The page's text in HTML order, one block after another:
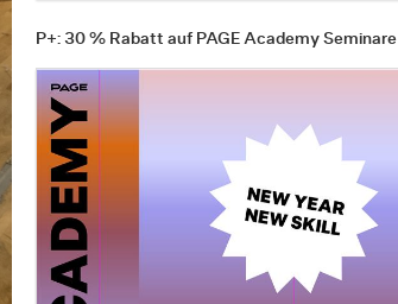
P+: 30 % Rabatt auf PAGE Academy Seminare